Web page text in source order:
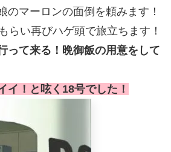
のマーロンの面倒を頼みます！
らい再びハゲ頭で旅立ちます！
って来る！晩御飯の用意をして
イ！と呟く18号でした！